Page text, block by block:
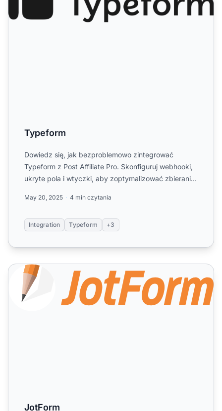
Typeform
Dowiedz się, jak bezproblemowo zintegrować
Typeform z Post Affiliate Pro. Skonfiguruj webhooki,
ukryte pola i wtyczki, aby zoptymalizować zbieranie
May 20, 2025 4 min czytania
Integration Typeform +3
JotForm
JotForm